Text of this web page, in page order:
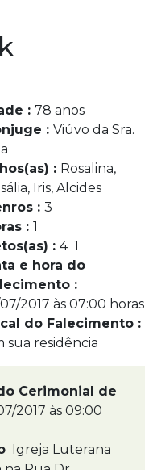
: 78 anos
: Viúvo da Sra.
: Rosalina,
Iris, Alcides
: 3
: 1
: 4 1
e hora do
:
2017 às 07:00 horas
do Falecimento :
sua residência
Cerimonial de
2017 às 09:00
Igreja Luterana